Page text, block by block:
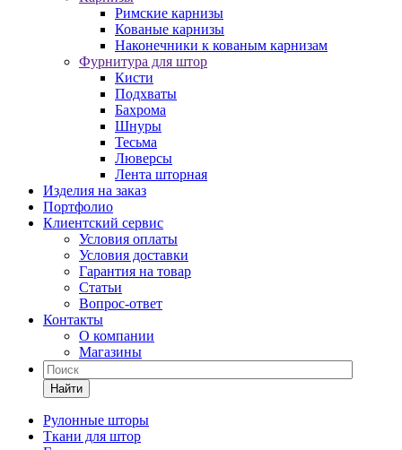
Римские карнизы
Кованые карнизы
Наконечники к кованым карнизам
Фурнитура для штор
Кисти
Подхваты
Бахрома
Шнуры
Тесьма
Люверсы
Лента шторная
Изделия на заказ
Портфолио
Клиентский сервис
Условия оплаты
Условия доставки
Гарантия на товар
Статьи
Вопрос-ответ
Контакты
О компании
Магазины
Найти
Рулонные шторы
Ткани для штор